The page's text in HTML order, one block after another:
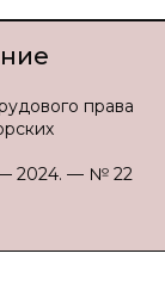
права
— 2024. — № 22